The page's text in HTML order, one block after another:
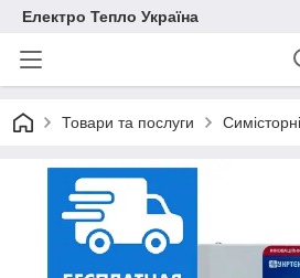
Електро Тепло Україна
Товари та послуги